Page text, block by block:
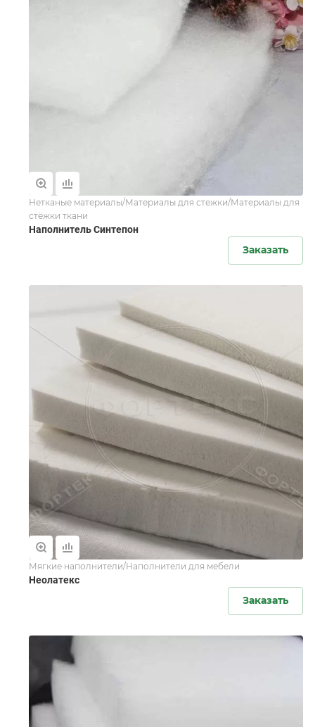
Нетканые материалы/Материалы для стежки/Материалы для
стёжки ткани
Наполнитель Синтепон
Заказать
Мягкие наполнители/Наполнители для мебели
Неолатекс
Заказать